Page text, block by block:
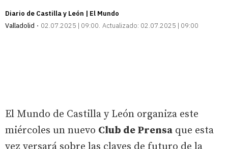
Diario de Castilla y León | El Mundo
Valladolid
02.07.2025 | 09:00 Actualizado: 02.07.2025 | 09:00
El Mundo de Castilla y León organiza este
miércoles un nuevo Club de Prensa que esta